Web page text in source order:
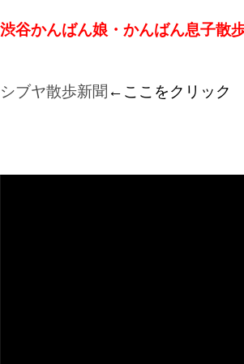
渋谷かんばん娘・かんばん息子散
シブヤ散歩新聞 ←ここをクリック